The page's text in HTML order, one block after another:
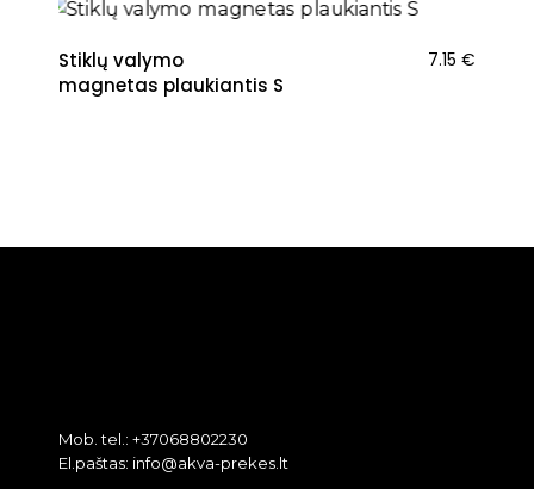
Stiklų valymo
magnetas plaukiantis S
7.15 €
Mob. tel.: +37068802230
El.paštas: info@akva-prekes.lt